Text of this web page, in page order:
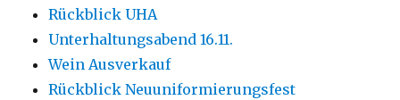
Rückblick UHA
Unterhaltungsabend 16.11.
Wein Ausverkauf
Rückblick Neuuniformierungsfest